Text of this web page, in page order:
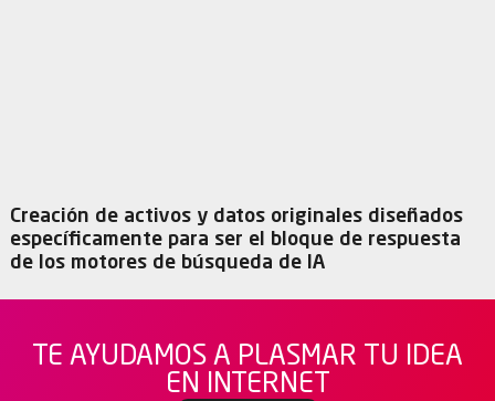
Creación de activos y datos originales diseñados
específicamente para ser el bloque de respuesta
de los motores de búsqueda de IA
TE AYUDAMOS A PLASMAR TU IDEA
EN INTERNET